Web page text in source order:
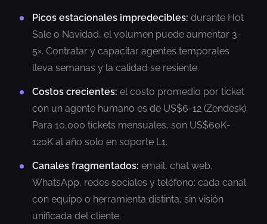
Picos estacionales impredecibles: durante Hot
Sale o Navidad, el volumen puede aumentar 3-
5×. Contratar y capacitar agentes temporales
lleva semanas y la calidad se resiente.
Costos crecientes: el costo promedio por ticket
con un agente humano es de US$6-12 (Zendesk).
Para 10,000 tickets mensuales, son US$60K-
120K al año solo en soporte L1.
Canales fragmentados: email, chat web,
WhatsApp, redes sociales y teléfono: cada canal
con equipo o herramienta distinta, sin visión
unificada del cliente.